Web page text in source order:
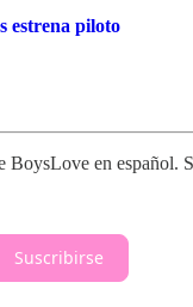
estrena piloto
en español.
Suscribirse